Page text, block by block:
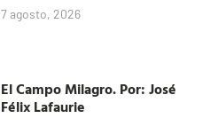
7 agosto, 2026
El Campo Milagro. Por: José
Félix Lafaurie